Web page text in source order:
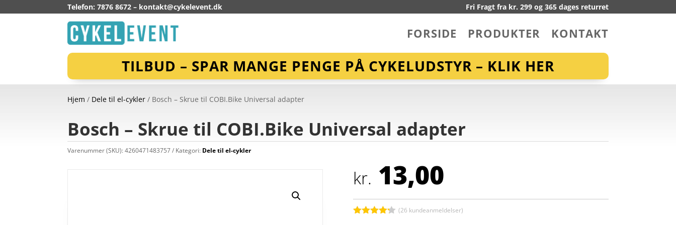
Telefon: 7876 8672 – kontakt@cykelevent.dk Fri Fragt fra kr. 299 og 365 dages returret
FORSIDE PRODUKTER KONTAKT
TILBUD – SPAR MANGE PENGE PÅ CYKELUDSTYR – KLIK HER
Hjem / Dele til el-cykler / Bosch – Skrue til COBI.Bike Universal adapter
Bosch – Skrue til COBI.Bike Universal adapter
Varenummer (SKU):4260471483757 Kategori: Dele til el-cykler
kr. 13,00
(26 kundeanmeldelser)